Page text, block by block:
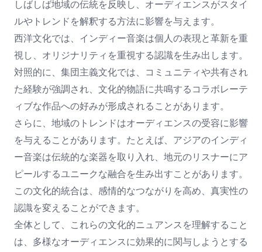
しばしば地域の伝統を反映し、オーディエンスがスタイ
ルやトレンドを解釈する方法に影響を与えます。
西洋文化では、インディー音楽は個人の表現と革新を重
視し、オリジナリティを重視する認識を生み出します。
対照的に、集団主義文化では、コミュニティや共有され
た経験が強調され、文化的物語に共鳴するコラボレーテ
ィブな作品への好みが形成されることがあります。
さらに、地域のトレンドはオーディエンスの受容に影響
を与えることがあります。たとえば、アジアのインディ
ー音楽は伝統的な楽器を取り入れ、地元のリスナーにア
ピールするユニークな融合を生み出すことがあります。
この文化的統合は、感情的なつながりを高め、真実性の
認識を変えることができます。
全体として、これらの文化的ニュアンスを理解すること
は、多様なオーディエンスに効果的に関与しようとする